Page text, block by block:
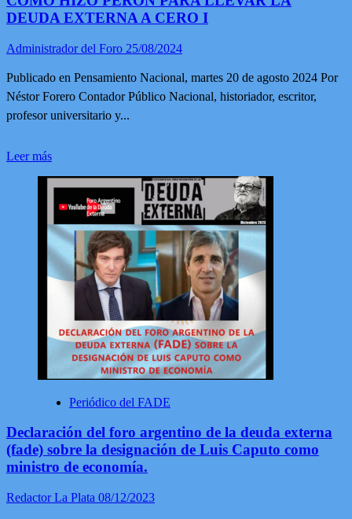
DEUDA EXTERNA A CERO I
Administrador del Foro 25/08/2024
Publicado en Pensamiento Nacional, martes 20 de agosto 2024 Por
Néstor Forero Contador Público Nacional, historiador, escritor,
profesor universitario y...
Leer másLeer
COMO
HIZO
PERÓN
PARA
LLEVAR
LA
DEUDA
EXTERNA
CERO
I
Periódico del FADE
Declaración del foro argentino de la deuda externa
(fade) sobre la designación de Luis Caputo como
ministro de economía.
Redactor La Plata 08/12/2023